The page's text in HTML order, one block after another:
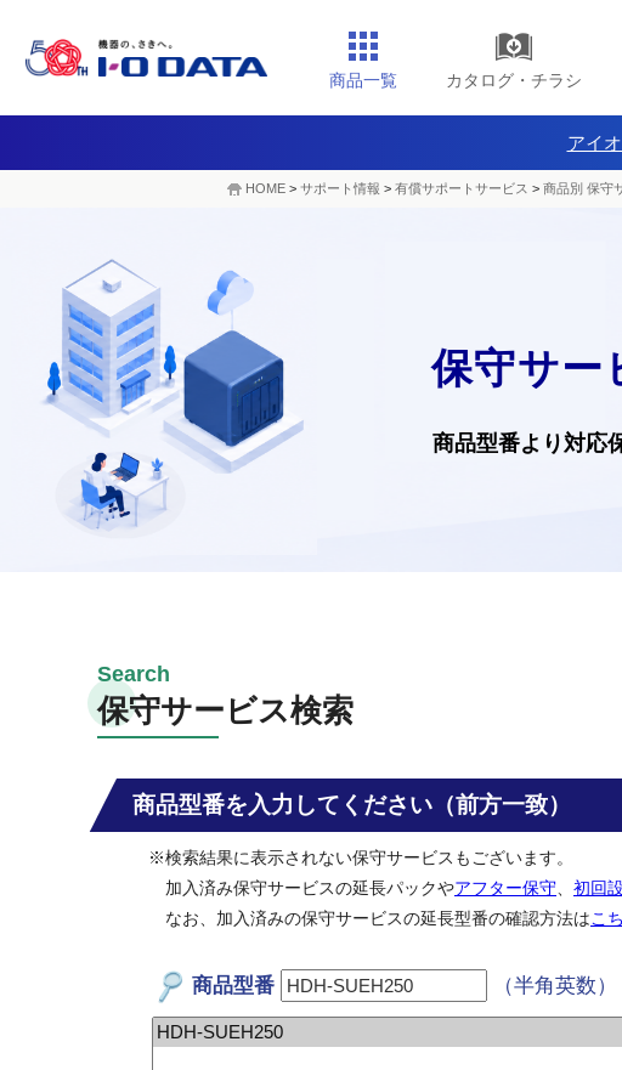
商品一覧 カタログ・チラシ
アイ
HOME > サポート情報 > 有償サポートサービス > 商品別 保守
保守サー
商品型番より対応
保守サービス検索
商品型番を入力してください（前方一致）
※検索結果に表示されない保守サービスもございます。
加入済み保守サービスの延長パックやアフター保守 初回
なお、加入済みの保守サービスの延長型番の確認方法はこ
商品型番 （半角英数）